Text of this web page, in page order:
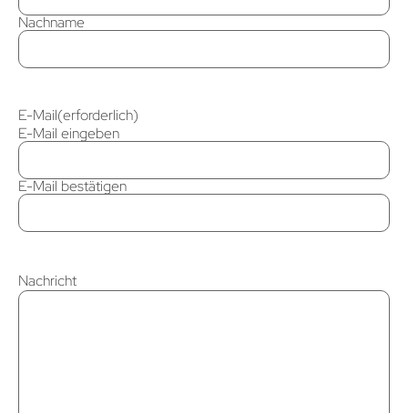
Nachname
E-Mail(erforderlich)
E-Mail eingeben
E-Mail bestätigen
Nachricht